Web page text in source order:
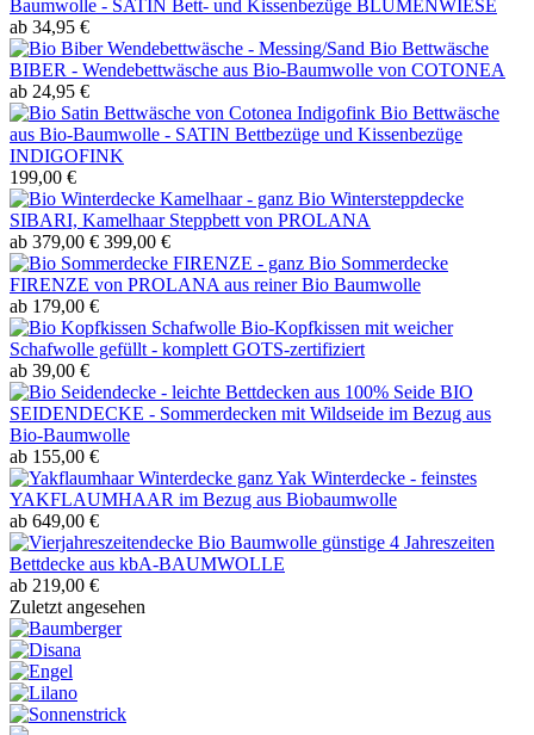
Baumwolle - SATIN Bett- und Kissenbezüge BLUMENWIESE
ab 34,95 €
Bio Bettwäsche
BIBER - Wendebettwäsche aus Bio-Baumwolle von COTONEA
ab 24,95 €
Bio Bettwäsche
aus Bio-Baumwolle - SATIN Bettbezüge und Kissenbezüge
INDIGOFINK
199,00 €
Bio Wintersteppdecke
SIBARI, Kamelhaar Steppbett von PROLANA
ab 379,00 € 399,00 €
Bio Sommerdecke
FIRENZE von PROLANA aus reiner Bio Baumwolle
ab 179,00 €
Bio-Kopfkissen mit weicher
Schafwolle gefüllt - komplett GOTS-zertifiziert
ab 39,00 €
BIO
SEIDENDECKE - Sommerdecken mit Wildseide im Bezug aus
Bio-Baumwolle
ab 155,00 €
Yak Winterdecke - feinstes
YAKFLAUMHAAR im Bezug aus Biobaumwolle
ab 649,00 €
günstige 4 Jahreszeiten
Bettdecke aus kbA-BAUMWOLLE
ab 219,00 €
Zuletzt angesehen